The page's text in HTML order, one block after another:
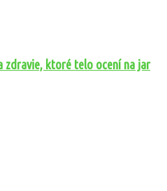
zdravie, ktoré telo ocení na jar